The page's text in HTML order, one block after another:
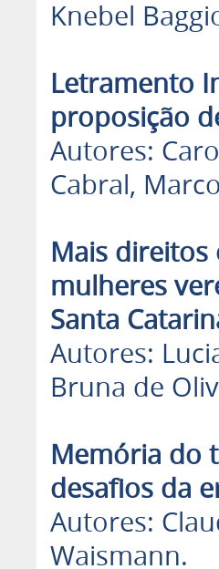
Knebel
Letramento
proposição
Autores:
Cabral,
Mais direitos
mulheres
Santa
Autores:
Bruna de
Memória do
desafios da
Autores:
Waismann.